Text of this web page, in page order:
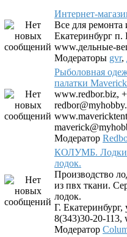
Интернет-
Все для ремонта
Екатеринбург п.
www.дельные-
Модераторы gvr,
Рыболовная
палатки Maverick
www.redbor.biz,
Модератор
КОЛУМБ. Лодки
лодок.
Производство
из пвх ткани.
лодок.
Г. Екатеринбург,
8(343)30-20-113,
Модератор